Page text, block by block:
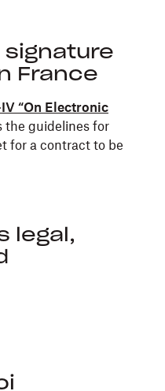
signature
France
“On Electronic
the guidelines for
for a contract to be
legal,